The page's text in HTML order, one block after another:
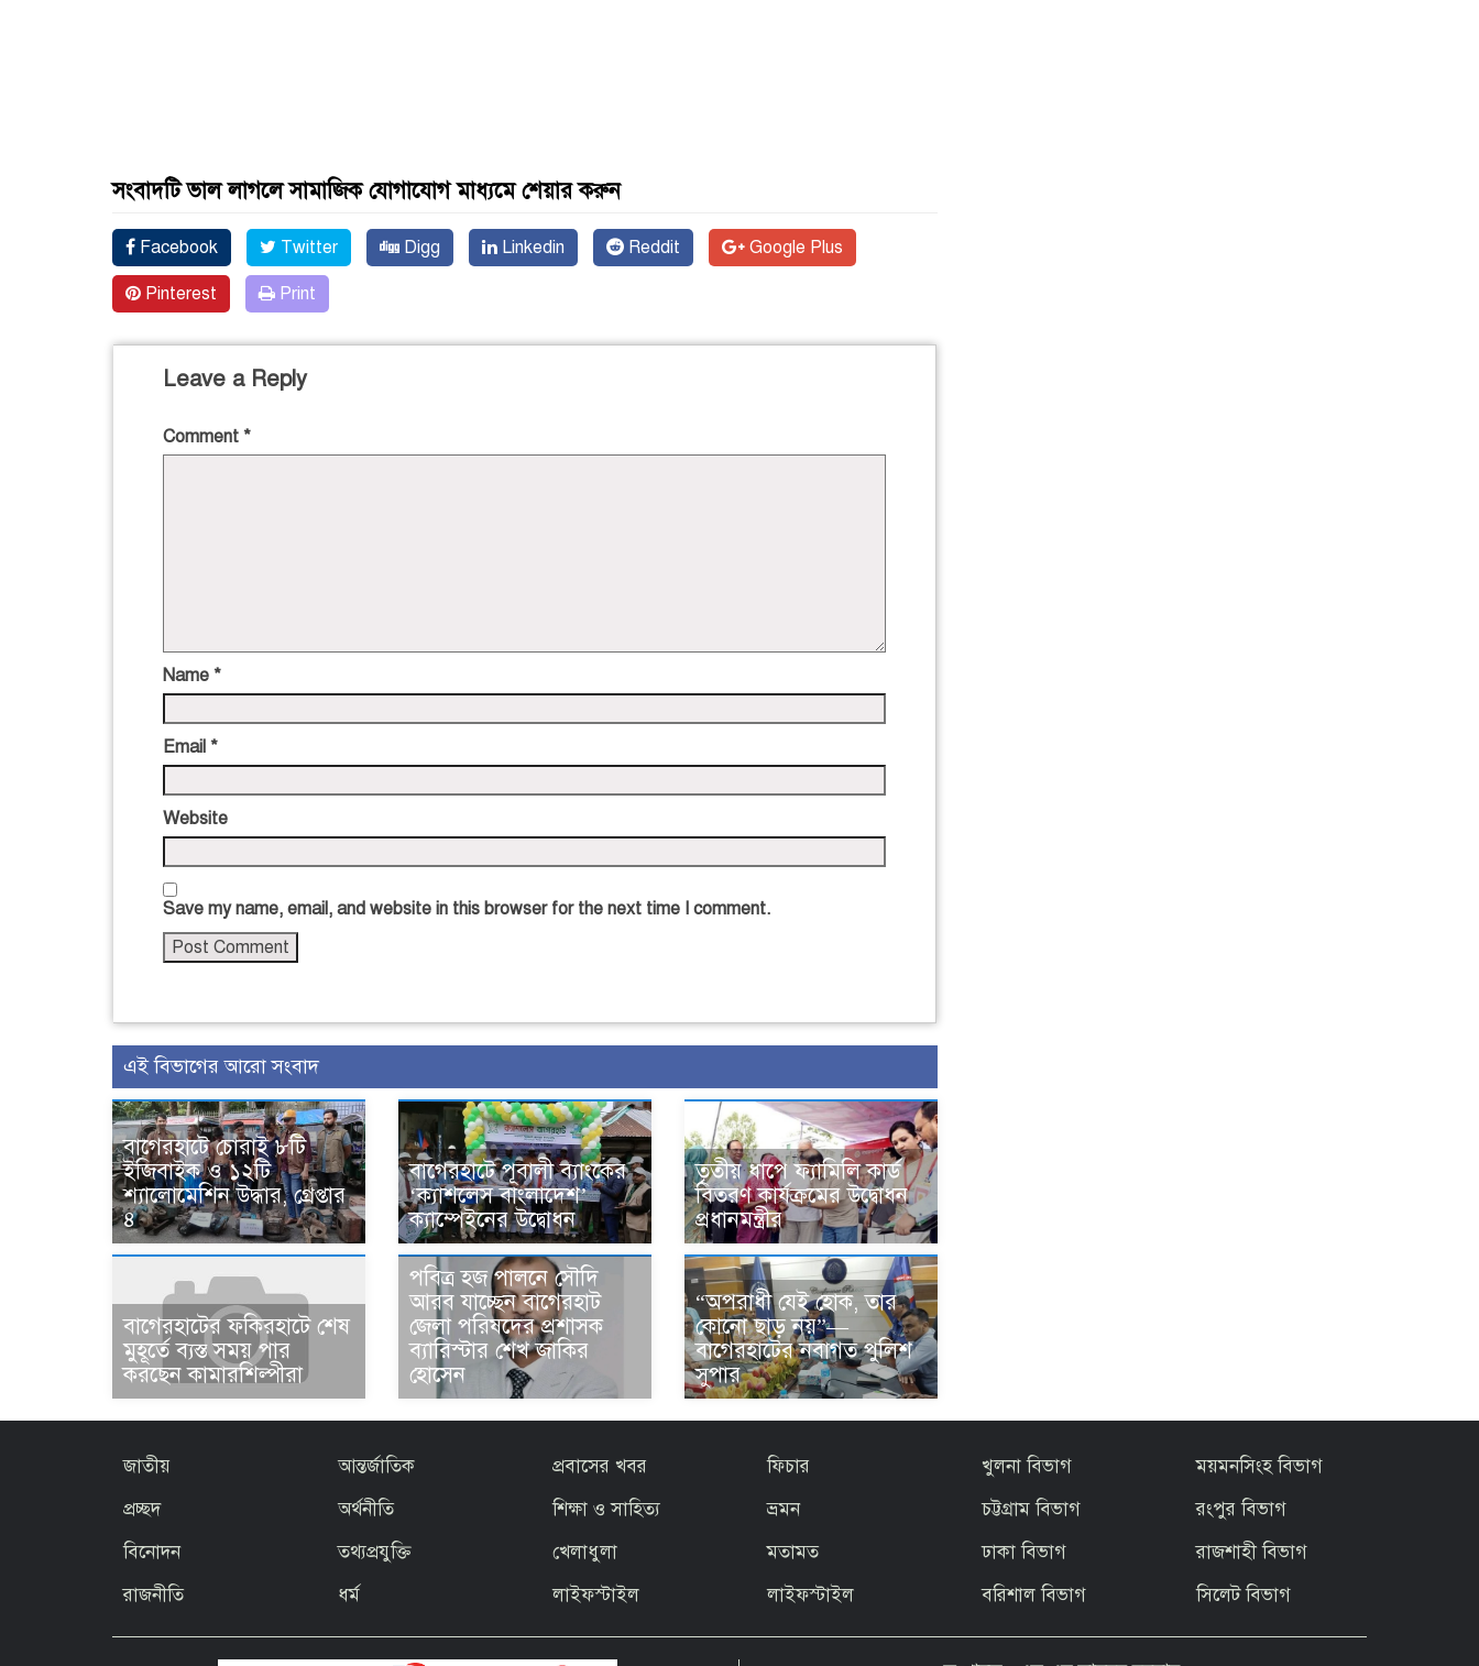
সংবাদটি ভাল লাগলে সামাজিক যোগাযোগ মাধ্যমে শেয়ার করুন
Facebook Twitter Digg Linkedin Reddit Google Plus
Pinterest Print
Leave a Reply
Comment *
Name *
Email *
Website
Save my name, email, and website in this browser for the next time I comment.
এই বিভাগের আরো সংবাদ
বাগেরহাটে চোরাই ৮টি
ইজিবাইক ও ১২টি
শ্যালোমেশিন উদ্ধার, গ্রেপ্তার
৪
বাগেরহাটে পূবালী ব্যাংকের
‘ক্যাশলেস বাংলাদেশ’
ক্যাম্পেইনের উদ্বোধন
তৃতীয় ধাপে ফ্যামিলি কার্ড
বিতরণ কার্যক্রমের উদ্বোধন
প্রধানমন্ত্রীর
বাগেরহাটের ফকিরহাটে শেষ
মুহূর্তে ব্যস্ত সময় পার
করছেন কামারশিল্পীরা
পবিত্র হজ পালনে সৌদি
আরব যাচ্ছেন বাগেরহাট
জেলা পরিষদের প্রশাসক
ব্যারিস্টার শেখ জাকির
হোসেন
“অপরাধী যেই হোক, তার
কোনো ছাড় নয়”—
বাগেরহাটের নবাগত পুলিশ
সুপার
জাতীয়
প্রচ্ছদ
বিনোদন
রাজনীতি
আন্তর্জাতিক
অর্থনীতি
তথ্যপ্রযুক্তি
ধর্ম
প্রবাসের খবর
শিক্ষা ও সাহিত্য
খেলাধুলা
লাইফস্টাইল
ফিচার
ভ্রমন
মতামত
লাইফস্টাইল
খুলনা বিভাগ
চট্টগ্রাম বিভাগ
ঢাকা বিভাগ
বরিশাল বিভাগ
ময়মনসিংহ বিভাগ
রংপুর বিভাগ
রাজশাহী বিভাগ
সিলেট বিভাগ